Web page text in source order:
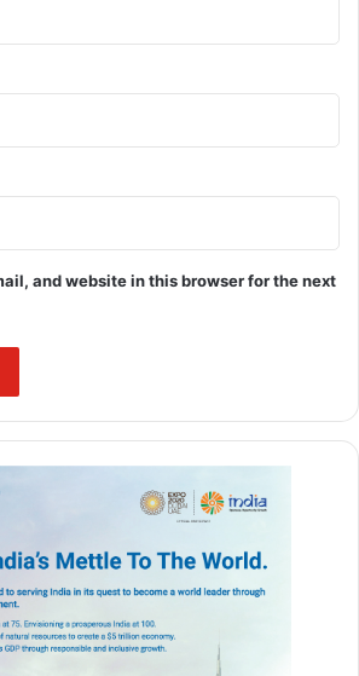
and website in this browser for the next